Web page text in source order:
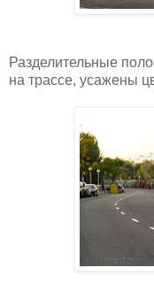
Разделительные
на трассе, усажены